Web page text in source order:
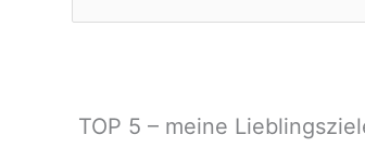
TOP 5 – meine